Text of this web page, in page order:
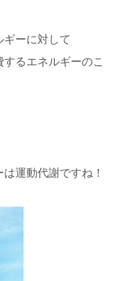
ーに対して
るエネルギーのこ
運動代謝ですね！